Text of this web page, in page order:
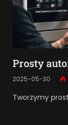
Prosty
2025-05-30
Tworzymy